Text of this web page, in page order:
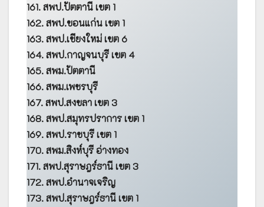
161. สพป.ปัตตานี เขต 1
162. สพป.ขอนแก่น เขต 1
163. สพป.เชียงใหม่ เขต 6
164. สพป.กาญจนบุรี เขต 4
165. สพม.ปัตตานี
166. สพม.เพชรบุรี
167. สพป.สงขลา เขต 3
168. สพป.สมุทรปราการ เขต 1
169. สพป.ราชบุรี เขต 1
170. สพม.สิงห์บุรี อ่างทอง
171. สพป.สุราษฎร์ธานี เขต 3
172. สพป.อำนาจเจริญ
173. สพป.สุราษฎร์ธานี เขต 1